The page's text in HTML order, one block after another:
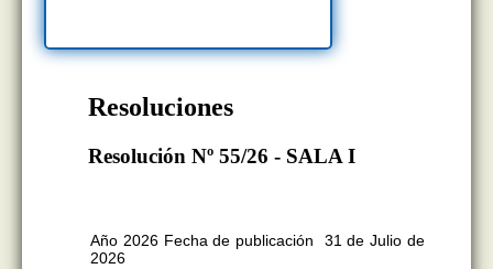
Resoluciones
Resolución Nº 55/26 - SALA I
Año 2026 Fecha de publicación 31 de Julio de
2026